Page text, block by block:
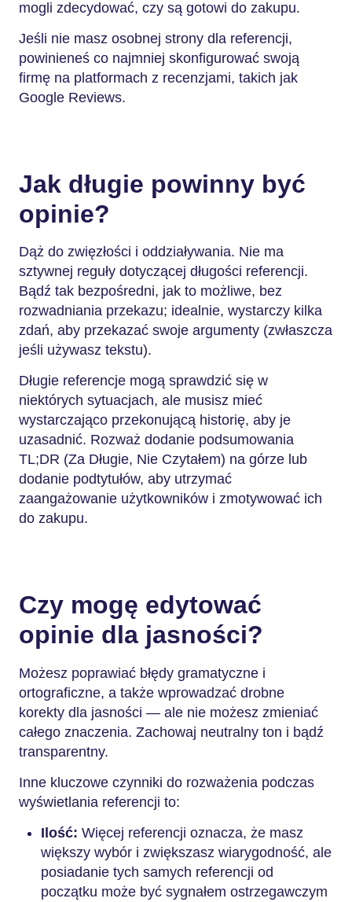
mogli zdecydować, czy są gotowi do zakupu.
Jeśli nie masz osobnej strony dla referencji,
powinieneś co najmniej skonfigurować swoją
firmę na platformach z recenzjami, takich jak
Google Reviews.
Jak długie powinny być
opinie?
Dąż do zwięzłości i oddziaływania. Nie ma
sztywnej reguły dotyczącej długości referencji.
Bądź tak bezpośredni, jak to możliwe, bez
rozwadniania przekazu; idealnie, wystarczy kilka
zdań, aby przekazać swoje argumenty (zwłaszcza
jeśli używasz tekstu).
Długie referencje mogą sprawdzić się w
niektórych sytuacjach, ale musisz mieć
wystarczająco przekonującą historię, aby je
uzasadnić. Rozważ dodanie podsumowania
TL;DR (Za Długie, Nie Czytałem) na górze lub
dodanie podtytułów, aby utrzymać
zaangażowanie użytkowników i zmotywować ich
do zakupu.
Czy mogę edytować
opinie dla jasności?
Możesz poprawiać błędy gramatyczne i
ortograficzne, a także wprowadzać drobne
korekty dla jasności — ale nie możesz zmieniać
całego znaczenia. Zachowaj neutralny ton i bądź
transparentny.
Inne kluczowe czynniki do rozważenia podczas
wyświetlania referencji to:
Ilość: Więcej referencji oznacza, że masz
większy wybór i zwiększasz wiarygodność, ale
posiadanie tych samych referencji od
początku może być sygnałem ostrzegawczym